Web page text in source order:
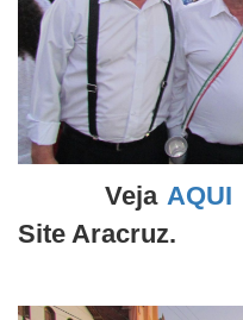
Veja AQUI
Site Aracruz.